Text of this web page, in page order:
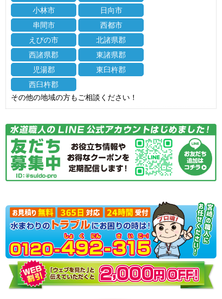
小林市
日向市
串間市
西都市
えびの市
北諸県郡
西諸県郡
東諸県郡
児湯郡
東臼杵郡
西臼杵郡
その他の地域の方もご相談ください！